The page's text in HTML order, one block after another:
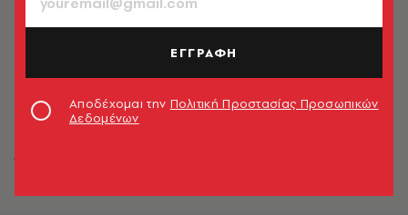
ΕΓΓΡΑΦΗ
Αποδέχομαι την Πολιτική Προστασίας Προσωπικών
Δεδομένων